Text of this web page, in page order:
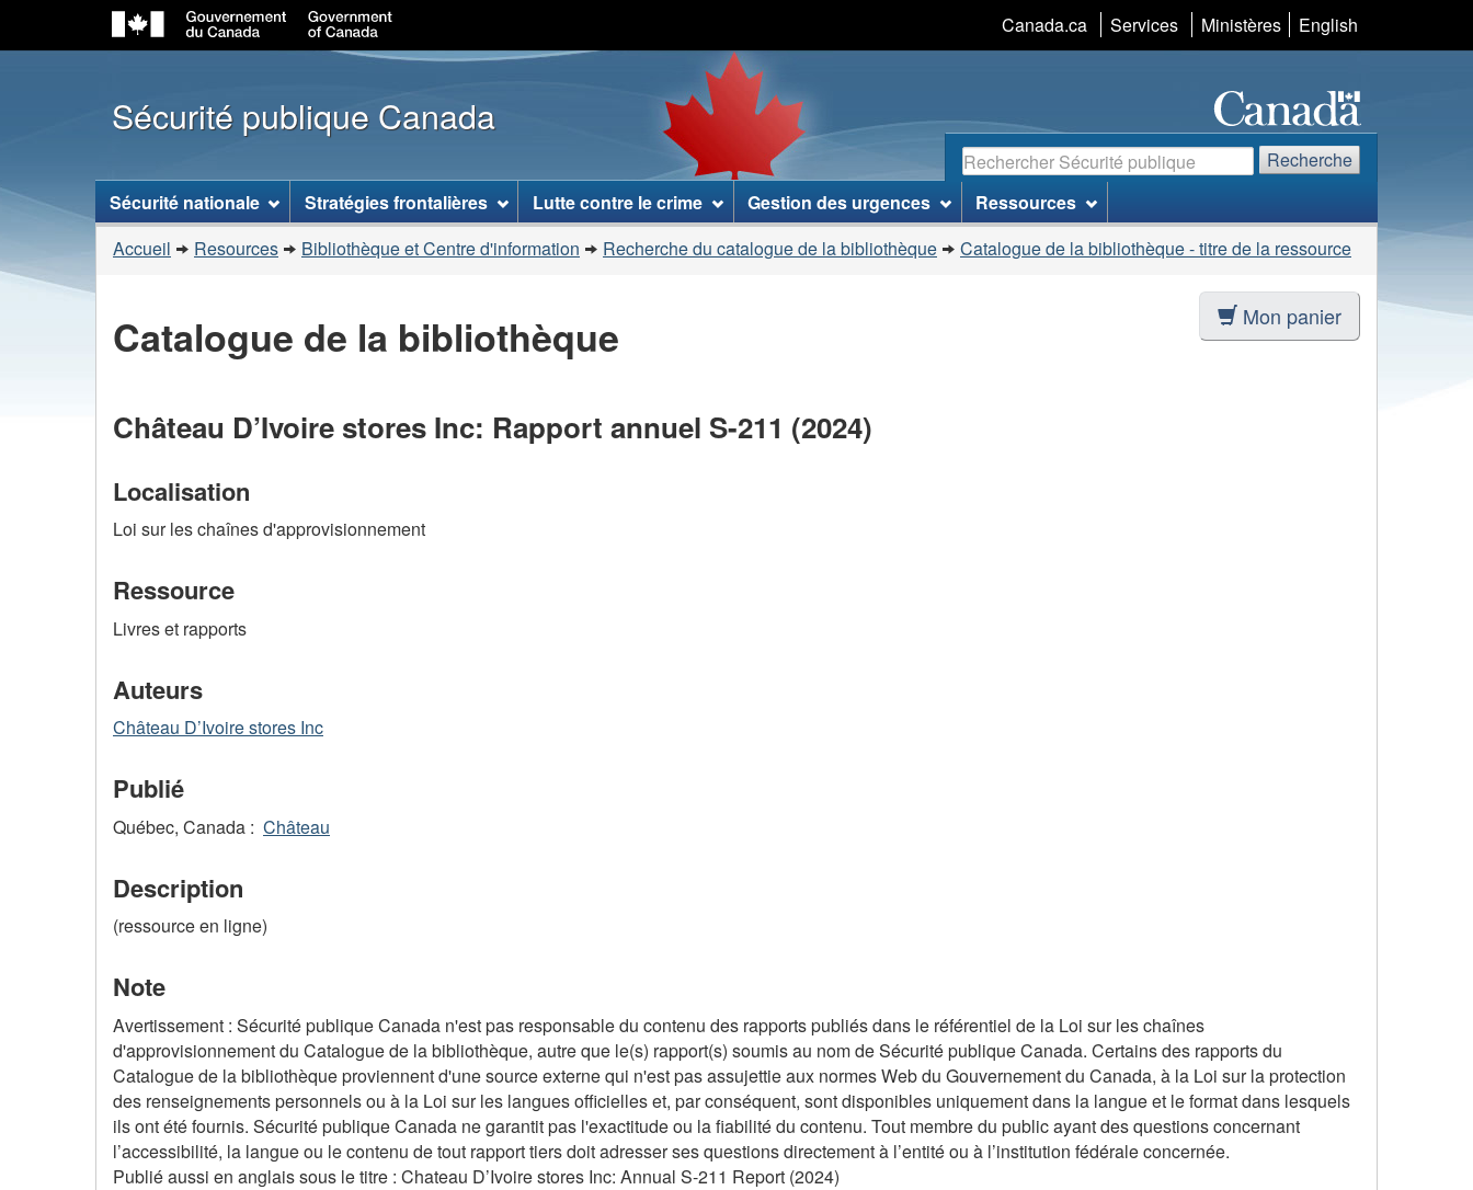
au
contenu
principal
à
«
propos
ce
site
»
à
la
version
simplifiée
Canada.ca Services Ministères Sélection
de
la
langue
English
Sécurité publique Canada
Recherche Recherche
Menu
des
sujets
Sécurité nationale Stratégies frontalières Lutte contre le crime Gestion des urgences Ressources
Vous
êtes
Accueil Resources Bibliothèque et Centre d'information Recherche du catalogue de la bibliothèque Catalogue de la bibliothèque - titre de la ressource
Catalogue de la bibliothèque Mon panier
Château D’Ivoire stores Inc: Rapport annuel S-211 (2024)
Localisation
Loi sur les chaînes d'approvisionnement
Ressource
Livres et rapports
Auteurs
Château D’Ivoire stores Inc
Publié
Québec, Canada : Château
Description
(ressource en ligne)
Note
Avertissement : Sécurité publique Canada n'est pas responsable du contenu des rapports publiés dans le référentiel de la Loi sur les chaînes
d'approvisionnement du Catalogue de la bibliothèque, autre que le(s) rapport(s) soumis au nom de Sécurité publique Canada. Certains des rapports du
Catalogue de la bibliothèque proviennent d'une source externe qui n'est pas assujettie aux normes Web du Gouvernement du Canada, à la Loi sur la protection
des renseignements personnels ou à la Loi sur les langues officielles et, par conséquent, sont disponibles uniquement dans la langue et le format dans lesquels
ils ont été fournis. Sécurité publique Canada ne garantit pas l'exactitude ou la fiabilité du contenu. Tout membre du public ayant des questions concernant
l’accessibilité, la langue ou le contenu de tout rapport tiers doit adresser ses questions directement à l’entité ou à l’institution fédérale concernée.
Publié aussi en anglais sous le titre : Chateau D’Ivoire stores Inc: Annual S-211 Report (2024)